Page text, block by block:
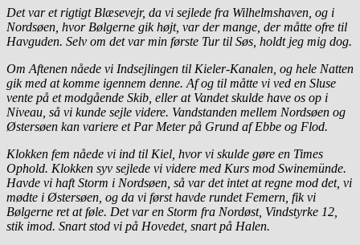
Det var et rigtigt Blæsevejr, da vi sejlede fra Wilhelmshaven, og i
Nordsøen, hvor Bølgerne gik højt, var der mange, der måtte ofre til
Havguden. Selv om det var min første Turtil Søs, holdt jeg mig dog.
Om Aftenen nåede vi Indsejlingen til Kieler-Kanalen, og hele Natten
gik med at komme igennem denne. Af og til måtte vi ved en Sluse
vente på et modgående Skib, eller at Vandet skulde have os op i
Niveau, så vi kunde sejle videre. Vandstanden mellem Nordsøen og
Østersøen kan variere et Par Meter på Grund af Ebbe og Flod.
Klokken fem nåede vi ind til Kiel, hvor vi skulde gøre en Times
Ophold. Klokken syv sejlede vi videre med Kurs mod Swinemünde.
Havde vi haft Storm i Nordsøen, så var det intet at regne mod det, vi
mødte i Østersøen, og da vi først havde rundet Femern, fik vi
Bølgerne ret at føle. Det var en Storm fra Nordøst, Vindstyrke 12,
stik imod. Snart stod vi på Hovedet, snart på Halen.